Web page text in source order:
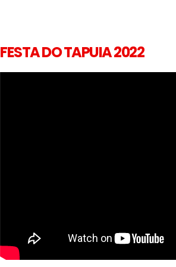
FESTA DO TAPUIA 2022